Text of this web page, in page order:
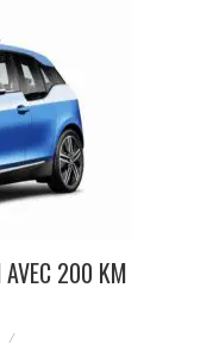
AVEC 200 KM
/